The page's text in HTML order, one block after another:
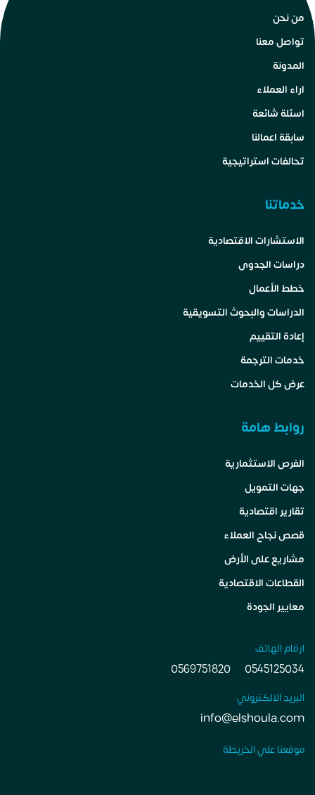
من نحن
تواصل معنا
المدونة
اراء العملاء
اسئلة شائعة
سابقة اعمالنا
تحالفات استراتيجية
خدماتنا
الاستشارات الاقتصادية
دراسات الجدوى
خطط الأعمال
الدراسات والبحوث التسويقية
إعادة التقييم
خدمات الترجمة
عرض كل الخدمات
روابط هامة
الفرص الاستثمارية
جهات التمويل
تقارير اقتصادية
قصص نجاح العملاء
مشاريع على الأرض
القطاعات الاقتصادية
معايير الجودة
ارقام الهاتف
0545125034
0569751820
البريد الالكتروني
info@elshoula.com
موقعنا علي الخريطة